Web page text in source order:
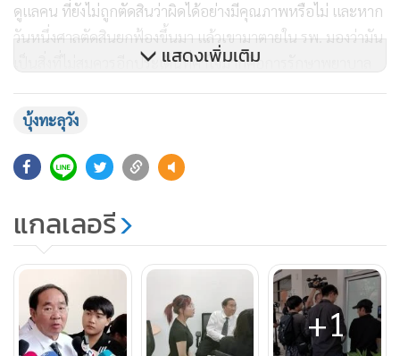
ดูแลคน ที่ยังไม่ถูกตัดสินว่าผิดได้อย่างมีคุณภาพหรือไม่ และหาก
วันหนึ่งศาลตัดสินยกฟ้องขึ้นมา แล้วเขามาตายใน รพ. มองว่ามัน
เป็นสิ่งที่ไม่สมควรอีกประเด็นที่คาใจมากคือการรักษาพยาบาล
ช่วงเช้าเมื่อวานนี้ (14 พ.ค.67) เวลาเด็กหมดสติไป หัวใจไม่
ทำงาน โดยศักยภาพของ รพ.ราชทัณฑ์ ดูแลไม่ได้ เพราะใช้ เวลา
ไม่ตัดสินใจส่งก่อน
โดยทั้งหมดนี้ต้องถามนายทวี สอดส่อง รัฐมนตรีว่าการกระทรวง
ยุติธรรม ซึ่งทั้งหมดนี้เป็นสิ่งที่ตนกังวลใจเพราะเป็นเรื่องละเอียด
อ่อน ดังนั้น ขอเรียกร้องไปตรงนี้เลยแล้วกันว่า ขอให้นายทวี ช่วย
ดูแลรักษาพยานหลักฐานพยานหลักฐานต่างๆที่เกิดขึ้นในเมื่อ
วานนี้ ที่ รพ.ราชทัณฑ์ไว้ให้ดี ว่า เกิดอะไรขึ้น
แสดงเพิ่มเติม
บุ้งทะลุวัง
แกลเลอรี
+1